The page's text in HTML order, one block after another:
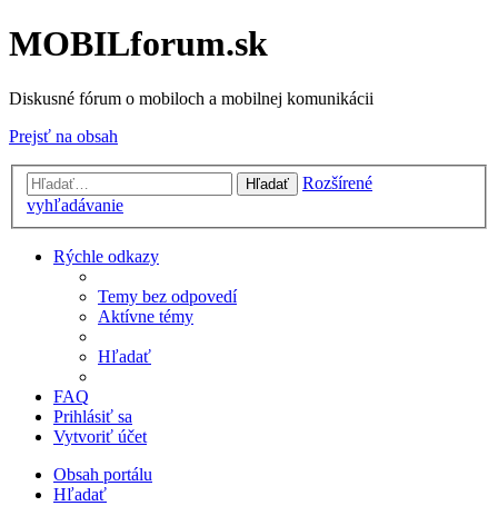
MOBILforum.sk
Diskusné fórum o mobiloch a mobilnej komunikácii
Prejsť na obsah
Hľadať
Rozšírené
vyhľadávanie
Rýchle odkazy
Temy bez odpovedí
Aktívne témy
Hľadať
FAQ
Prihlásiť sa
Vytvoriť účet
Obsah portálu
Hľadať